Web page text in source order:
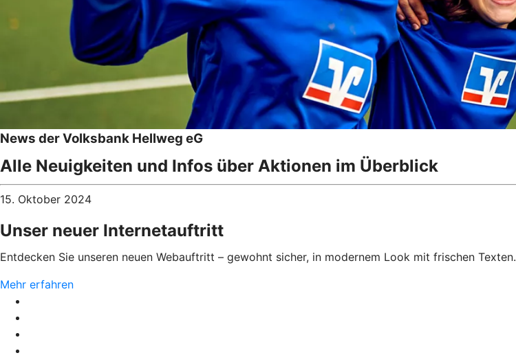
News der Volksbank Hellweg eG
Alle Neuigkeiten und Infos über Aktionen im Überblick
15. Oktober 2024
Unser neuer Internetauftritt
Entdecken Sie unseren neuen Webauftritt – gewohnt sicher, in modernem Look mit frischen Texten.
Mehr erfahren